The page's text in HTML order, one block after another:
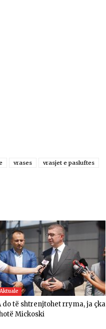
vrases vrasjet e pasluftes
Aktuale
do të shtrenjtohet rryma, ja çka
Mickoski